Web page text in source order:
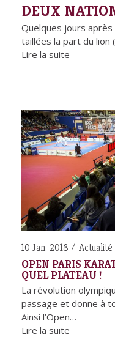
DEUX
Quelques jours après
taillées la part du
Lire la suite
10 Jan. 2018 Actualité
OPEN PARIS
QUEL PLATEAU !
La révolution
passage et donne à
Ainsi l’Open…
Lire la suite